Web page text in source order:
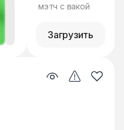
мэтч с вакой
Загрузить